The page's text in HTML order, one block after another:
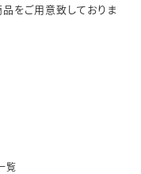
をご用意致しておりま
覧